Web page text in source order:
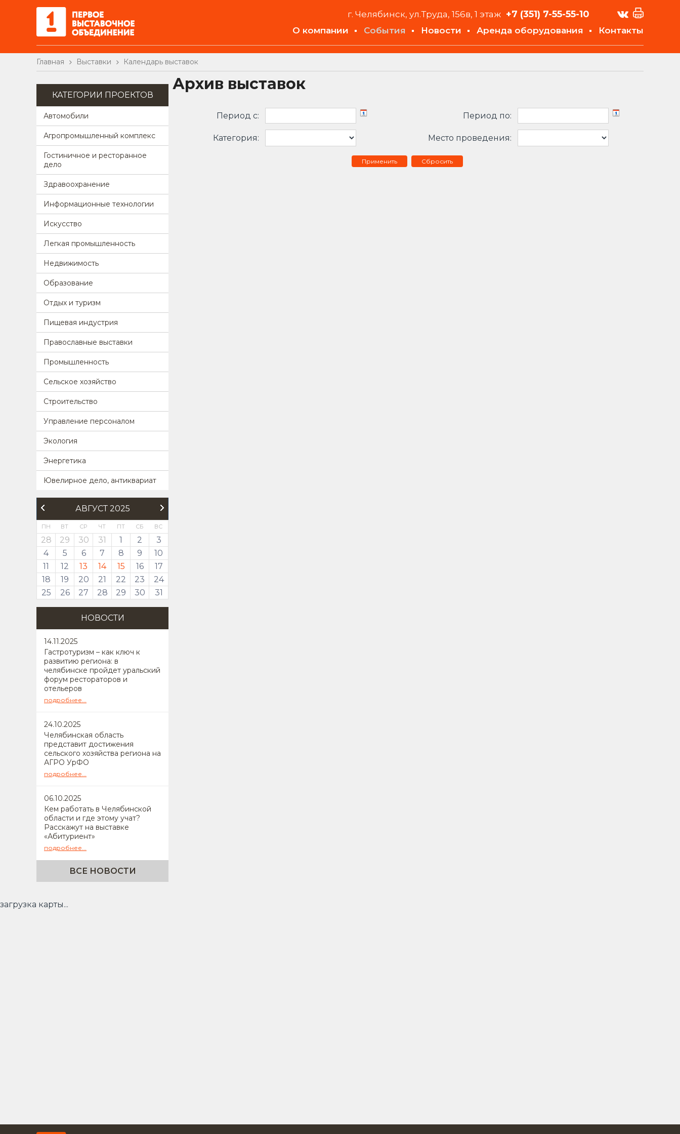
г. Челябинск, ул.Труда, 156в, 1 этаж +7 (351) 7-55-55-10
О компании События Новости Аренда оборудования Контакты
Главная Выставки Календарь выставок
КАТЕГОРИИ ПРОЕКТОВ
Автомобили
Агропромышленный комплекс
Гостиничное и ресторанное
дело
Здравоохранение
Информационные технологии
Искусство
Легкая промышленность
Недвижимость
Образование
Отдых и туризм
Пищевая индустрия
Православные выставки
Промышленность
Сельское хозяйство
Строительство
Управление персоналом
Экология
Энергетика
Ювелирное дело, антиквариат
АВГУСТ 2025
ПН ВТ СР ЧТ ПТ СБ ВС
28 29 30 31 1 2
3
4
5 6 7 8 9
10
11
12 13 14 15 16
17
18
19 20 21 22 23
24
25
26 27 28 29 30 31
НОВОСТИ
14.11.2025
Гастротуризм – как ключ к
развитию региона: в
челябинске пройдет уральский
форум рестораторов и
отельеров
подробнее...
24.10.2025
Челябинская область
представит достижения
сельского хозяйства региона на
АГРО УрФО
подробнее...
06.10.2025
Кем работать в Челябинской
области и где этому учат?
Расскажут на выставке
«Абитуриент»
подробнее...
ВСЕ НОВОСТИ
Архив выставок
Период c:
Категория:
Период по:
Место проведения:
Сбросить
загрузка карты...